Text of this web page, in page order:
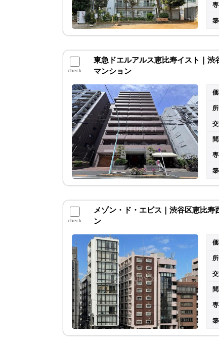
check
東急ドエルアルス恵比寿イスト｜渋
マンション
check
メゾン・ド・エビス｜渋谷区恵比寿
ン